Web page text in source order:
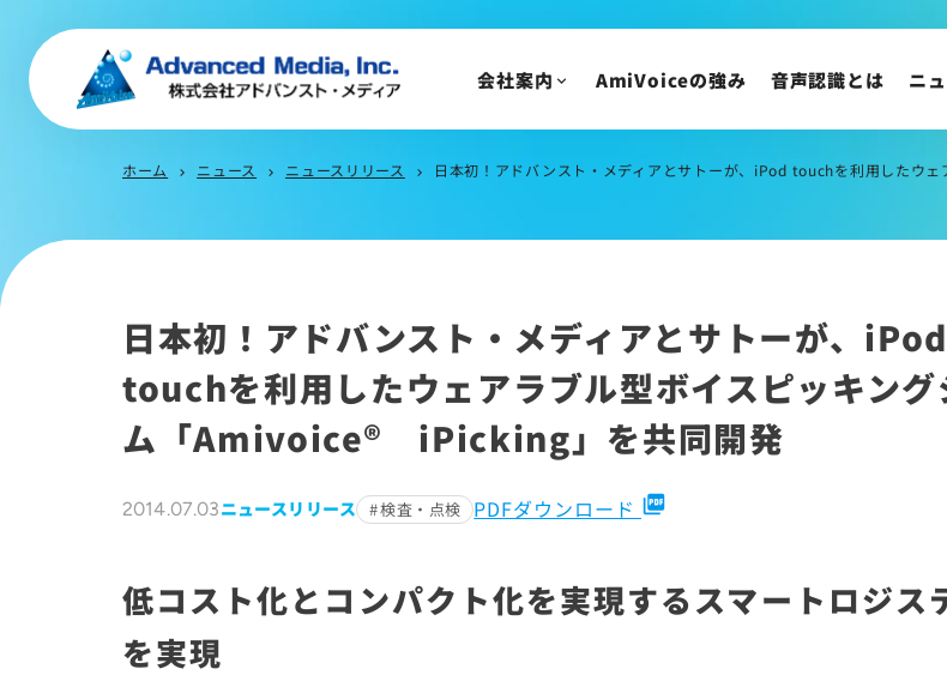
トップメッセージ
会社沿革
サステナビリティ
メディア掲載
イベント・セミナー
株
IR
財
株
会社案内 AmiVoiceの強み 音声認識とは ニ
ホーム chevron_right ニュース chevron_right ニュースリリース chevron_right 日本初！アドバンスト・メディアとサトーが、iPod touchを利用したウェアラブル型ボイスピッキングシ
日本初！アドバンスト・メディアとサトーが、iPod
touchを利用したウェアラブル型ボイスピッキング
ム「Amivoice® iPicking」を共同開発
2014.07.03ニュースリリース 検査・点検 PDFダウンロード picture_as_pdf
低コスト化とコンパクト化を実現するスマートロジス
を実現